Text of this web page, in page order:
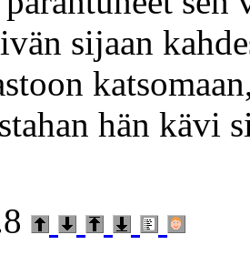
sijaan
hän kävi